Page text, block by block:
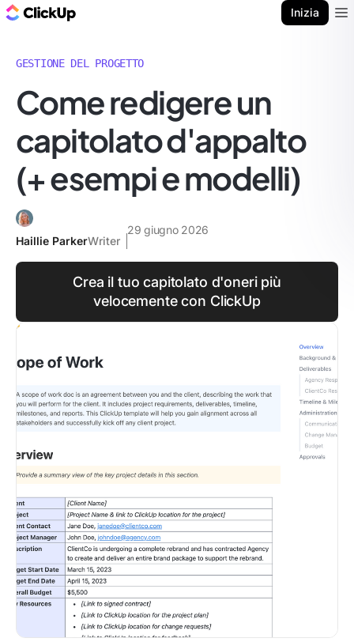
Inizia
GESTIONE DEL PROGETTO
Come redigere un
capitolato d'appalto
(+ esempi e modelli)
Haillie ParkerWriter
29 giugno 2026
Crea il tuo capitolato d'oneri più
velocemente con ClickUp